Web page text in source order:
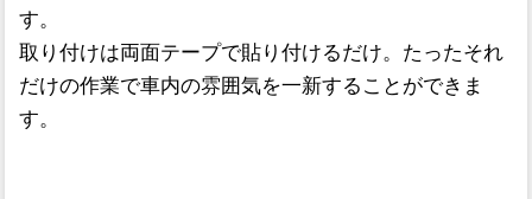
す。
取り付けは両面テープで貼り付けるだけ。たったそれ
だけの作業で車内の雰囲気を一新することができま
す。